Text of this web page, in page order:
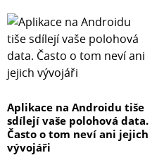
Aplikace na Androidu tiše
sdílejí vaše polohová data.
Často o tom neví ani jejich
vývojáři